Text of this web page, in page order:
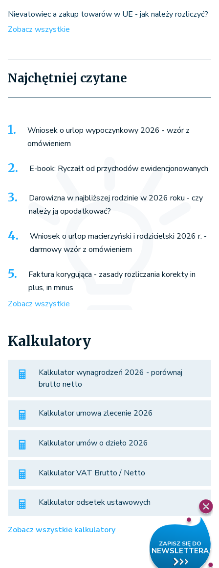
Nievatowiec a zakup towarów w UE - jak należy rozliczyć?
Zobacz wszystkie
Najchętniej czytane
Wniosek o urlop wypoczynkowy 2026 - wzór z
omówieniem
E-book: Ryczałt od przychodów ewidencjonowanych
Darowizna w najbliższej rodzinie w 2026 roku - czy
należy ją opodatkować?
Wniosek o urlop macierzyński i rodzicielski 2026 r. -
darmowy wzór z omówieniem
Faktura korygująca - zasady rozliczania korekty in
plus, in minus
Zobacz wszystkie
Kalkulatory
Kalkulator wynagrodzeń 2026 - porównaj
brutto netto
Kalkulator umowa zlecenie 2026
Kalkulator umów o dzieło 2026
Kalkulator VAT Brutto / Netto
Kalkulator odsetek ustawowych
Zobacz wszystkie kalkulatory